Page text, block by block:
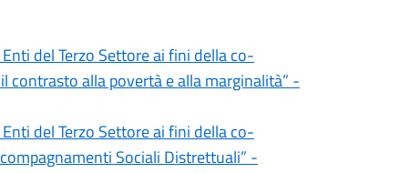
del Terzo Settore ai fini della co-
contrasto alla povertà e alla marginalità” -
del Terzo Settore ai fini della co-
Sociali Distrettuali” -